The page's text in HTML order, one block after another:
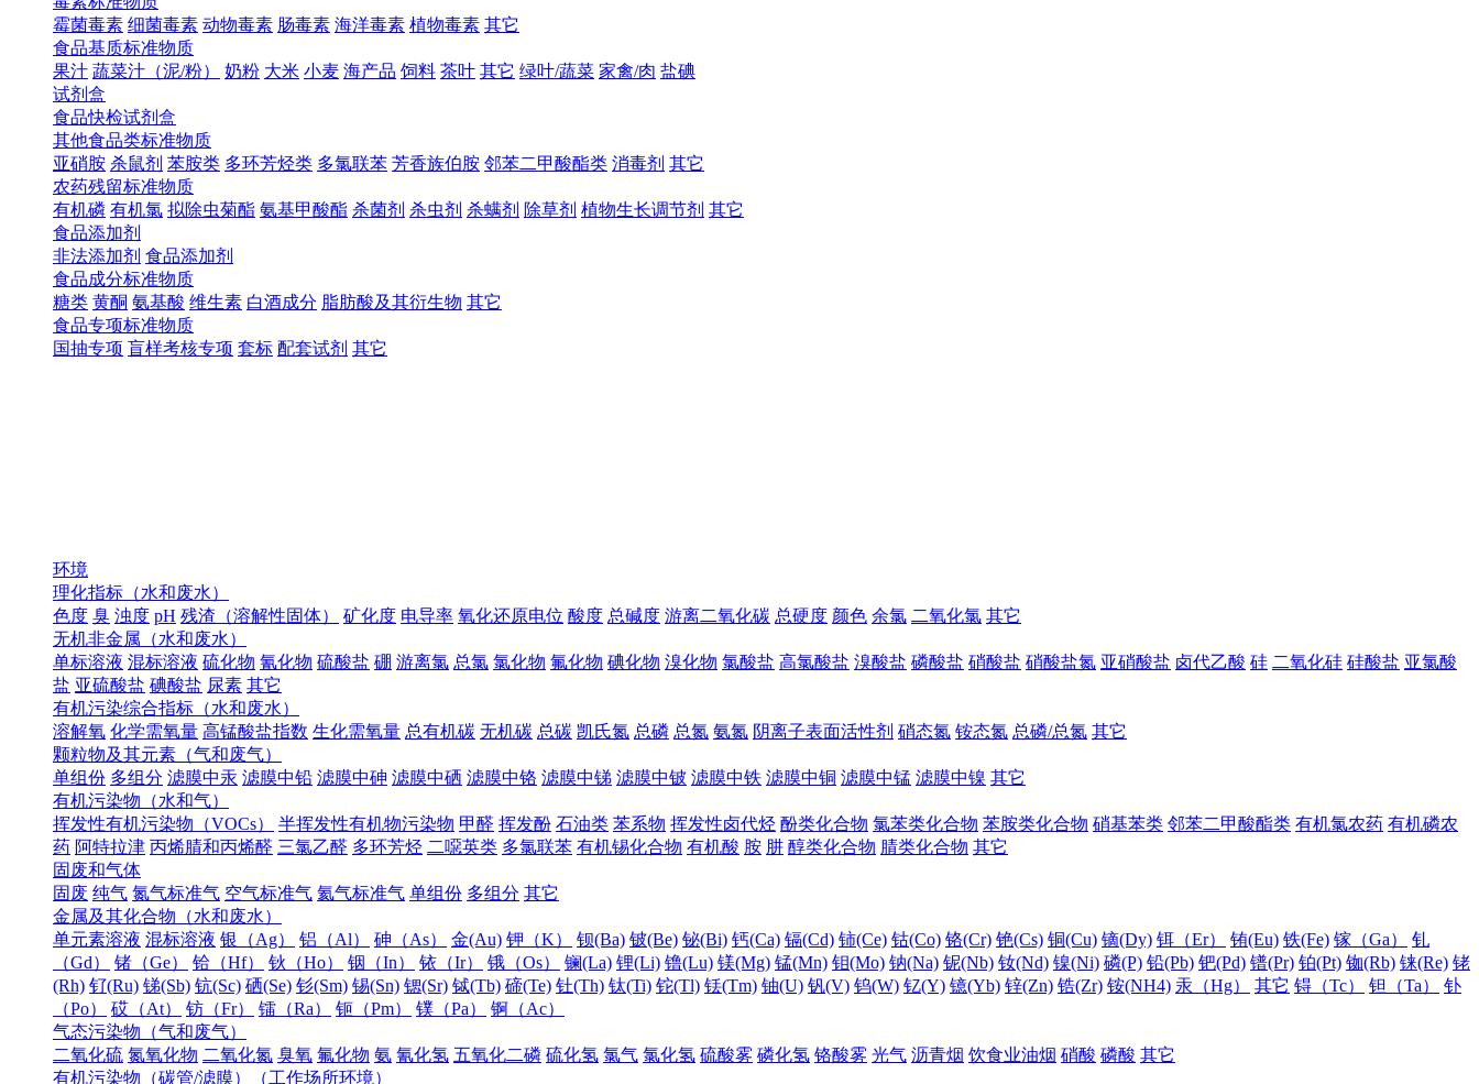
霉菌毒素 细菌毒素 动物毒素 肠毒素 海洋毒素 植物毒素 其它
食品基质标准物质
果汁 蔬菜汁（泥/粉） 奶粉 大米 小麦 海产品 饲料 茶叶 其它 绿叶/蔬菜 家禽/肉 盐碘
试剂盒
食品快检试剂盒
其他食品类标准物质
亚硝胺 杀鼠剂 苯胺类 多环芳烃类 多氯联苯 芳香族伯胺 邻苯二甲酸酯类 消毒剂 其它
农药残留标准物质
有机磷 有机氯 拟除虫菊酯 氨基甲酸酯 杀菌剂 杀虫剂 杀螨剂 除草剂 植物生长调节剂 其它
食品添加剂
非法添加剂 食品添加剂
食品成分标准物质
糖类 黄酮 氨基酸 维生素 白酒成分 脂肪酸及其衍生物 其它
食品专项标准物质
国抽专项 盲样考核专项 套标 配套试剂 其它
环境
理化指标（水和废水）
色度 臭 浊度 pH 残渣（溶解性固体） 矿化度 电导率 氧化还原电位 酸度 总碱度 游离二氧化碳 总硬度 颜色 余氯 二氧化氯 其它
无机非金属（水和废水）
单标溶液 混标溶液 硫化物 氰化物 硫酸盐 硼 游离氯 总氯 氯化物 氟化物 碘化物 溴化物 氯酸盐 高氯酸盐 溴酸盐 磷酸盐 硝酸盐 硝酸盐氮 亚硝酸盐 卤代乙酸 硅 二氧化硅 硅酸盐 亚氯酸
盐 亚硫酸盐 碘酸盐 尿素 其它
有机污染综合指标（水和废水）
溶解氧 化学需氧量 高锰酸盐指数 生化需氧量 总有机碳 无机碳 总碳 凯氏氮 总磷 总氮 氨氮 阴离子表面活性剂 硝态氮 铵态氮 总磷/总氮 其它
颗粒物及其元素（气和废气）
单组份 多组分 滤膜中汞 滤膜中铅 滤膜中砷 滤膜中硒 滤膜中铬 滤膜中锑 滤膜中铍 滤膜中铁 滤膜中铜 滤膜中锰 滤膜中镍 其它
有机污染物（水和气）
挥发性有机污染物（VOCs）
半挥发性有机物污染物 甲醛 挥发酚 石油类 苯系物 挥发性卤代烃 酚类化合物 氯苯类化合物 苯胺类化合物 硝基苯类 邻苯二甲酸酯类 有机氯农药 有机磷农
药 阿特拉津 丙烯腈和丙烯醛 三氯乙醛 多环芳烃 二噁英类 多氯联苯 有机锡化合物 有机酸 胺 肼 醇类化合物 腈类化合物 其它
固废和气体
固废 纯气 氮气标准气 空气标准气 氦气标准气 单组份 多组分 其它
金属及其化合物（水和废水）
单元素溶液 混标溶液 银（Ag） 铝（Al） 砷（As） 金(Au) 钾（K） 钡(Ba) 铍(Be) 铋(Bi) 钙(Ca) 镉(Cd) 铈(Ce) 钴(Co) 铬(Cr) 铯(Cs) 铜(Cu) 镝(Dy) 铒（Er） 铕(Eu) 铁(Fe) 镓（Ga）
钆
（Gd）
锗（Ge） 铪（Hf） 钬（Ho） 铟（In） 铱（Ir） 锇（Os） 镧(La) 锂(Li) 镥(Lu) 镁(Mg) 锰(Mn) 钼(Mo) 钠(Na) 铌(Nb) 钕(Nd) 镍(Ni) 磷(P) 铅(Pb) 钯(Pd) 镨(Pr) 铂(Pt) 铷(Rb) 铼(Re) 铑
(Rh) 钌(Ru) 锑(Sb) 钪(Sc) 硒(Se) 钐(Sm) 锡(Sn) 锶(Sr) 铽(Tb) 碲(Te) 钍(Th) 钛(Ti) 铊(Tl) 铥(Tm) 铀(U) 钒(V) 钨(W) 钇(Y) 镱(Yb) 锌(Zn) 锆(Zr) 铵(NH4) 汞（Hg） 其它 锝（Tc） 钽（Ta）
钋
（Po）
砹（At） 钫（Fr） 镭（Ra） 钷（Pm） 镤（Pa）
锕（Ac）
气态污染物（气和废气）
二氧化硫 氮氧化物 二氧化氮 臭氧 氟化物 氨 氰化氢 五氧化二磷 硫化氢 氯气 氯化氢 硫酸雾 磷化氢 铬酸雾 光气 沥青烟 饮食业油烟 硝酸 磷酸 其它
有机污染物（碳管/滤膜）（工作场所环境）